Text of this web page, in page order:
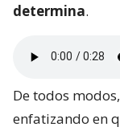
determina.
De todos
enfatizando en